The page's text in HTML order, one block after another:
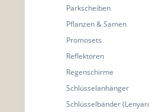
Parkscheiben
Pflanzen & Samen
Promosets
Reflektoren
Regenschirme
Schlüsselanhänger
Schlüsselbänder